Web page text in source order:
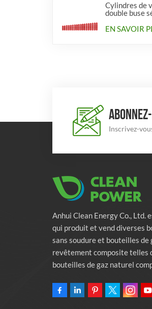
Cylindres de
double buse
EN SAVOIR
Inscrivez-
Anhui Clean Energy Co., Ltd.
qui produit et vend diverses
sans soudure et bouteilles de
revêtement composite telles
bouteilles de gaz naturel
des bouteilles de lutte contre